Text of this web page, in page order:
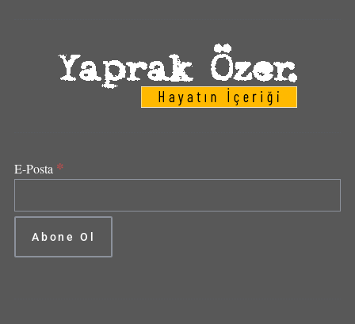
E-Posta *